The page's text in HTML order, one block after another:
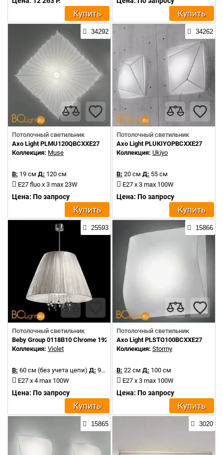
Купить Купить
34292
Потолочный светильник
Axo Light PLMU120QBCXXE27
Коллекция: Muse
В: 19 см Д: 120 см
E27 fluo x 3 max 23W
Цена: По запросу
Купить
34262
Потолочный светильник
Axo Light PLUKIYOPBCXXE27
Коллекция: Ukiyo
В: 20 см Д: 55 см
E27 x 3 max 100W
Цена: По запросу
Купить
25593
Потолочный светильник
Beby Group 0118B10 Chrome 192 Swarovski Almond
Коллекция: Violet
В: 60 см (без учета цепи) Д: 90 см
E27 x 4 max 100W
Цена: По запросу
Купить
15866
Потолочный светильник
Axo Light PLSTO100BCXXE27
Коллекция: Stormy
В: 22 см Д: 100 см
E27 х 3 max 100W
Цена: По запросу
Купить
15865 3020